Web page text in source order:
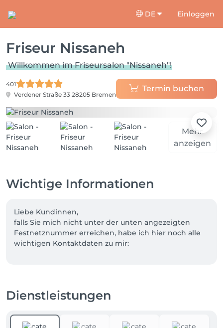
DE Einloggen
Friseur Nissaneh
Willkommen im Friseursalon "Nissaneh"!
401
Verdener Straße 33 28205 Bremen
Termin buchen
Mehr
anzeigen
Wichtige Informationen
Liebe Kundinnen,
falls Sie mich nicht unter der unten angezeigten
Festnetznummer erreichen, habe ich hier noch alle
wichtigen Kontaktdaten zu mir:
Ich freue mich auf Ihren Besuch!
Dienstleistungen